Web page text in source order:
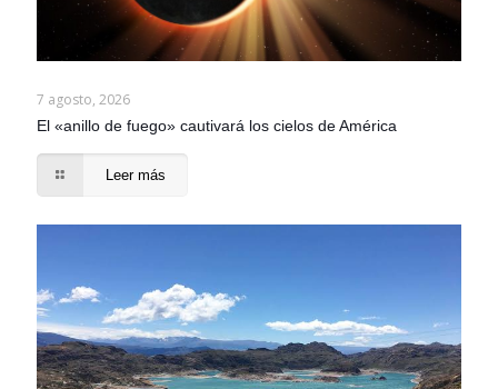
7 agosto, 2026
El «anillo de fuego» cautivará los cielos de América
Leer más